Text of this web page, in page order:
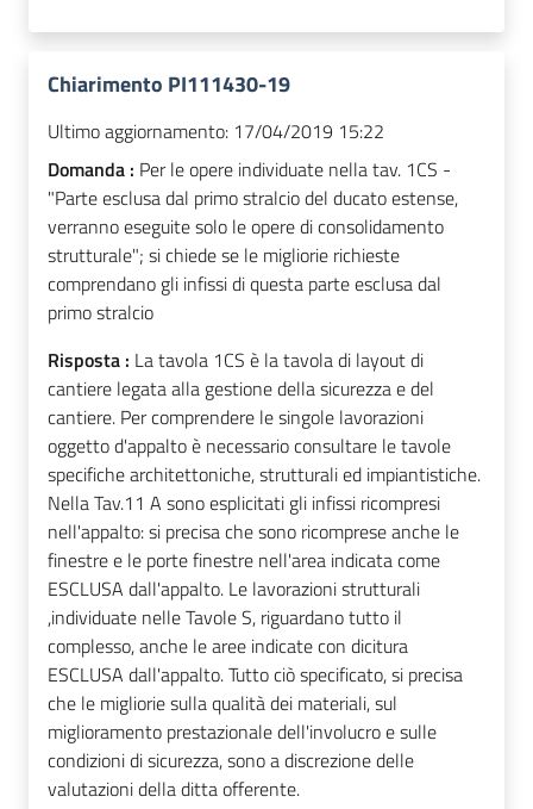
Chiarimento PI111430-19
Ultimo aggiornamento: 17/04/2019 15:22
Domanda : Per le opere individuate nella tav. 1CS -
"Parte esclusa dal primo stralcio del ducato estense,
verranno eseguite solo le opere di consolidamento
strutturale"; si chiede se le migliorie richieste
comprendano gli infissi di questa parte esclusa dal
primo stralcio
Risposta : La tavola 1CS è la tavola di layout di
cantiere legata alla gestione della sicurezza e del
cantiere. Per comprendere le singole lavorazioni
oggetto d'appalto è necessario consultare le tavole
specifiche architettoniche, strutturali ed impiantistiche.
Nella Tav.11 A sono esplicitati gli infissi ricompresi
nell'appalto: si precisa che sono ricomprese anche le
finestre e le porte finestre nell'area indicata come
ESCLUSA dall'appalto. Le lavorazioni strutturali
,individuate nelle Tavole S, riguardano tutto il
complesso, anche le aree indicate con dicitura
ESCLUSA dall'appalto. Tutto ciò specificato, si precisa
che le migliorie sulla qualità dei materiali, sul
miglioramento prestazionale dell'involucro e sulle
condizioni di sicurezza, sono a discrezione delle
valutazioni della ditta offerente.